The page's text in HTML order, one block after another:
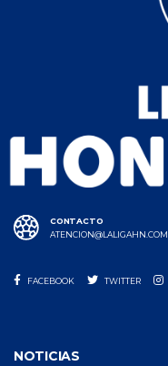
CONTACTO
ATENCION@LALIGAHN.COM
FACEBOOK TWITTER
NOTICIAS